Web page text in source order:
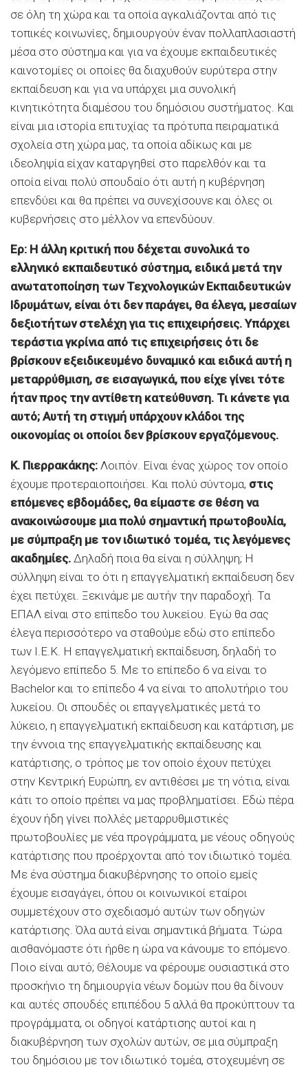
σε όλη τη χώρα και τα οποία αγκαλιάζονται από τις
τοπικές κοινωνίες, δημιουργούν έναν πολλαπλασιαστή
μέσα στο σύστημα και για να έχουμε εκπαιδευτικές
καινοτομίες οι οποίες θα διαχυθούν ευρύτερα στην
εκπαίδευση και για να υπάρχει μια συνολική
κινητικότητα διαμέσου του δημόσιου συστήματος. Και
είναι μια ιστορία επιτυχίας τα πρότυπα πειραματικά
σχολεία στη χώρα μας, τα οποία αδίκως και με
ιδεοληψία είχαν καταργηθεί στο παρελθόν και τα
οποία είναι πολύ σπουδαίο ότι αυτή η κυβέρνηση
επενδύει και θα πρέπει να συνεχίσουνε και όλες οι
κυβερνήσεις στο μέλλον να επενδύουν.
Ερ: Η άλλη κριτική που δέχεται συνολικά το
ελληνικό εκπαιδευτικό σύστημα, ειδικά μετά την
ανωτατοποίηση των Τεχνολογικών Εκπαιδευτικών
Ιδρυμάτων, είναι ότι δεν παράγει, θα έλεγα, μεσαίων
δεξιοτήτων στελέχη για τις επιχειρήσεις. Υπάρχει
τεράστια γκρίνια από τις επιχειρήσεις ότι δε
βρίσκουν εξειδικευμένο δυναμικό και ειδικά αυτή η
μεταρρύθμιση, σε εισαγωγικά, που είχε γίνει τότε
ήταν προς την αντίθετη κατεύθυνση. Τι κάνετε για
αυτό; Αυτή τη στιγμή υπάρχουν κλάδοι της
οικονομίας οι οποίοι δεν βρίσκουν εργαζόμενους.
Κ. Πιερρακάκης: Λοιπόν. Είναι ένας χώρος τον οποίο
έχουμε προτεραιοποιήσει. Και πολύ σύντομα, στις
επόμενες εβδομάδες, θα είμαστε σε θέση να
ανακοινώσουμε μια πολύ σημαντική πρωτοβουλία,
με σύμπραξη με τον ιδιωτικό τομέα, τις λεγόμενες
ακαδημίες. Δηλαδή ποια θα είναι η σύλληψη; Η
σύλληψη είναι το ότι η επαγγελματική εκπαίδευση δεν
έχει πετύχει. Ξεκινάμε με αυτήν την παραδοχή. Τα
ΕΠΑΛ είναι στο επίπεδο του λυκείου. Εγώ θα σας
έλεγα περισσότερο να σταθούμε εδώ στο επίπεδο
των Ι.Ε.Κ. Η επαγγελματική εκπαίδευση, δηλαδή το
λεγόμενο επίπεδο 5. Με το επίπεδο 6 να είναι το
Bachelor και το επίπεδο 4 να είναι το απολυτήριο του
λυκείου. Οι σπουδές οι επαγγελματικές μετά το
λύκειο, η επαγγελματική εκπαίδευση και κατάρτιση, με
την έννοια της επαγγελματικής εκπαίδευσης και
κατάρτισης, ο τρόπος με τον οποίο έχουν πετύχει
στην Κεντρική Ευρώπη, εν αντιθέσει με τη νότια, είναι
κάτι το οποίο πρέπει να μας προβληματίσει. Εδώ πέρα
έχουν ήδη γίνει πολλές μεταρρυθμιστικές
πρωτοβουλίες με νέα προγράμματα, με νέους οδηγούς
κατάρτισης που προέρχονται από τον ιδιωτικό τομέα.
Με ένα σύστημα διακυβέρνησης το οποίο εμείς
έχουμε εισαγάγει, όπου οι κοινωνικοί εταίροι
συμμετέχουν στο σχεδιασμό αυτών των οδηγών
κατάρτισης. Όλα αυτά είναι σημαντικά βήματα. Τώρα
αισθανόμαστε ότι ήρθε η ώρα να κάνουμε το επόμενο.
Ποιο είναι αυτό; Θέλουμε να φέρουμε ουσιαστικά στο
προσκήνιο τη δημιουργία νέων δομών που θα δίνουν
και αυτές σπουδές επιπέδου 5 αλλά θα προκύπτουν τα
προγράμματα, οι οδηγοί κατάρτισης αυτοί και η
διακυβέρνηση των σχολών αυτών, σε μια σύμπραξη
του δημόσιου με τον ιδιωτικό τομέα, στοχευμένη σε